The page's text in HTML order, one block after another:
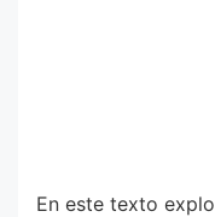
En este texto